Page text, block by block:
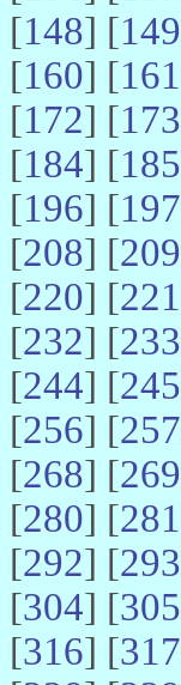
[148] [149
[160] [161
[172] [173
[184] [185
[196] [197
[208] [209
[220] [221
[232] [233
[244] [245
[256] [257
[268] [269
[280] [281
[292] [293
[304] [305
[316] [317